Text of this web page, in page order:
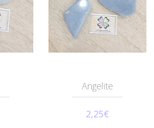
Angelite
2,25€